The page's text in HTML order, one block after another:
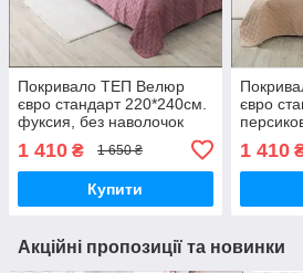
Покривало ТЕП Велюр
євро стандарт 220*240см.
фуксия, без наволочок
1 410 ₴ 1 650 ₴
Купити
євро
1 410
Акційні пропозиції та новинки